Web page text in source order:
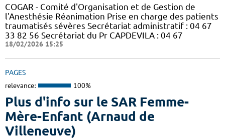
COGAR - Comité d'Organisation et de Gestion de
l'Anesthésie Réanimation Prise en charge des patients
traumatisés sévères Secrétariat administratif : 04 67
33 82 56 Secrétariat du Pr CAPDEVILA : 04 67
18/02/2026 15:25
PAGES
relevance: 100%
Plus d'info sur le SAR Femme-
Mère-Enfant (Arnaud de
Villeneuve)